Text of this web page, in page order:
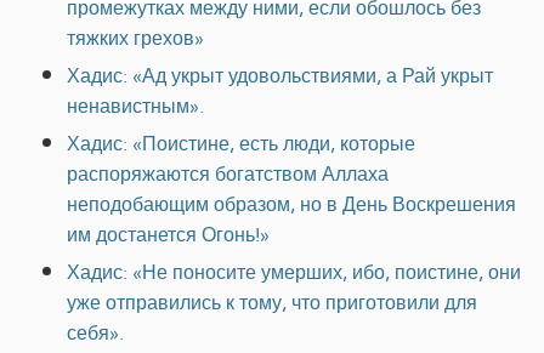
промежутках между ними, если обошлось без
тяжких грехов»
Хадис: «Ад укрыт удовольствиями, а Рай укрыт
ненавистным».
Хадис: «Поистине, есть люди, которые
распоряжаются богатством Аллаха
неподобающим образом, но в День Воскрешения
им достанется Огонь!»
Хадис: «Не поносите умерших, ибо, поистине, они
уже отправились к тому, что приготовили для
себя».